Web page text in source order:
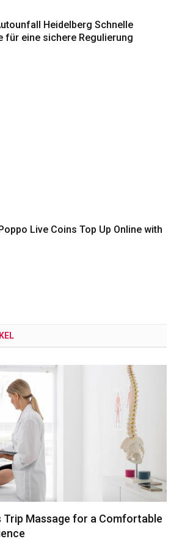
Heidelberg Schnelle
für eine sichere Regulierung
Live Coins Top Up Online with
Trip Massage for a Comfortable